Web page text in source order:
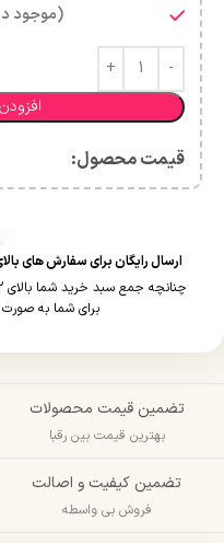
(موجود در
قیمت محصول:​
ارسال رایگان برای سفارش های بالای 2 میلیون و 500 هزار تومان(غیر
برای شما به
تضمین قیمت محصولات
بهترین قیمت بین رقبا
تضمین کیفیت و اصالت
فروش بی واسطه